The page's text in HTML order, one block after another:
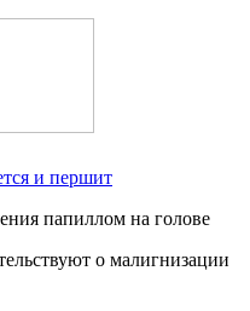
и першит
о малигнизации